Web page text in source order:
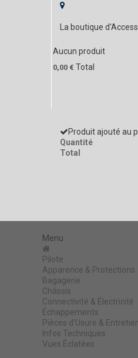
La boutique
Aucun produit
0,00 € Total
Produit ajouté au
Quantité
Total
Menu
Pilote
Apparence & Protections
Bagagerie
Châssis
Connectivité & Électricité
Échappements
Pièces d'Usure &
Infos Techniques
Vues Éclatées